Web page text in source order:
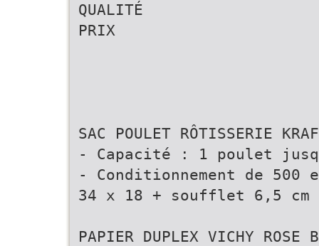
QUALITÉ
PRIX
SAC POULET RÔTISSERIE
- Capacité : 1 poulet
- Conditionnement de 500
34 x 18 + soufflet 6,5 cm
PAPIER DUPLEX VICHY ROSE